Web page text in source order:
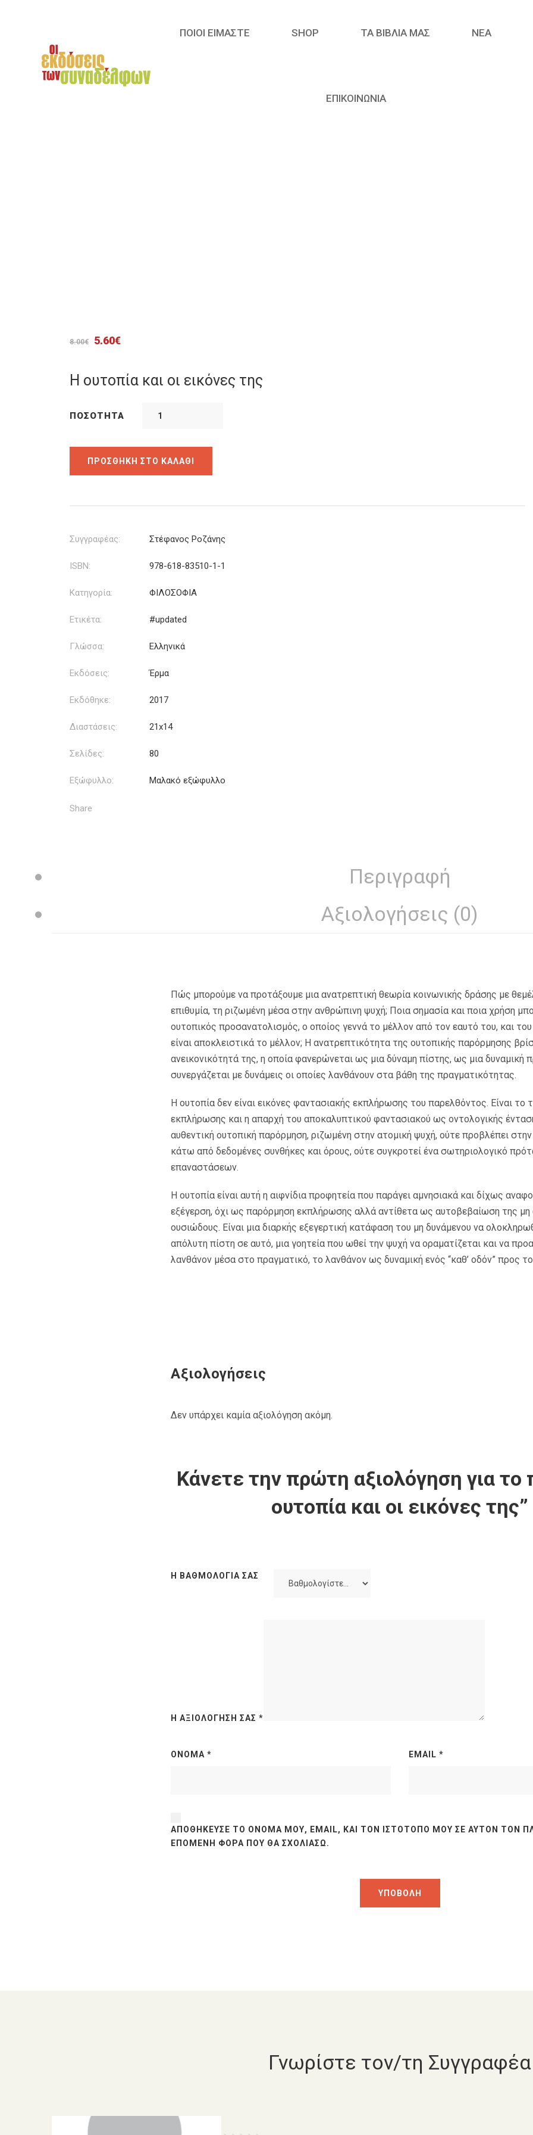
ΠΟΙΟΙ ΕΙΜΑΣΤΕ SHOP ΤΑ ΒΙΒΛΙΑ ΜΑΣ ΝΈΑ
ΕΠΙΚΟΙΝΩΝΙΑ
8.00€
Original
8.00€.
5.60€Η
τιμή
είναι:
Η ουτοπία και οι εικόνες της
ΠΟΣΌΤΗΤΑ
ΠΡΟΣΘΉΚΗ ΣΤΟ ΚΑΛΆΘΙ
Συγγραφέας: Στέφανος Ροζάνης
ISBN: 978-618-83510-1-1
Κατηγορία: ΦΙΛΟΣΟΦΙΑ
Ετικέτα: #updated
Γλώσσα: Ελληνικά
Εκδόσεις: Έρμα
Εκδόθηκε: 2017
Διαστάσεις: 21x14
Σελίδες: 80
Εξώφυλλο: Μαλακό εξώφυλλο
Share
Περιγραφή
Αξιολογήσεις (0)
Πώς μπορούμε να προτάξουμε μια ανατρεπτική θεωρία κοινωνικής δράσης με
επιθυμία, τη ριζωμένη μέσα στην ανθρώπινη ψυχή; Ποια σημασία και ποια χρήση
ουτοπικός προσανατολισμός, ο οποίος γεννά το μέλλον από τον εαυτό του, και
είναι αποκλειστικά το μέλλον; Η ανατρεπτικότητα της ουτοπικής παρόρμησης
ανεικονικότητά της, η οποία φανερώνεται ως μια δύναμη πίστης, ως μια δυναμική
συνεργάζεται με δυνάμεις οι οποίες λανθάνουν στα βάθη της πραγματικότητας.
Η ουτοπία δεν είναι εικόνες φαντασιακής εκπλήρωσης του παρελθόντος. Είναι το
εκπλήρωσης και η απαρχή του αποκαλυπτικού φαντασιακού ως οντολογικής
αυθεντική ουτοπική παρόρμηση, ριζωμένη στην ατομική ψυχή, ούτε προβλέπει
κάτω από δεδομένες συνθήκες και όρους, ούτε συγκροτεί ένα σωτηριολογικό
επαναστάσεων.
Η ουτοπία είναι αυτή η αιφνίδια προφητεία που παράγει αμνησιακά και δίχως
εξέγερση, όχι ως παρόρμηση εκπλήρωσης αλλά αντίθετα ως αυτοβεβαίωση της
ουσιώδους. Είναι μια διαρκής εξεγερτική κατάφαση του μη δυνάμενου να
απόλυτη πίστη σε αυτό, μια γοητεία που ωθεί την ψυχή να οραματίζεται και να
λανθάνον μέσα στο πραγματικό, το λανθάνον ως δυναμική ενός “καθ’ οδόν” προς
Αξιολογήσεις
Δεν υπάρχει καμία αξιολόγηση ακόμη.
Κάνετε την πρώτη αξιολόγηση για το
ουτοπία και οι εικόνες της”
Η ΒΑΘΜΟΛΟΓΊΑ ΣΑΣ
Η ΑΞΙΟΛΌΓΗΣΉ ΣΑΣ *
ΌΝΟΜΑ * EMAIL *
ΑΠΟΘΉΚΕΥΣΕ ΤΟ ΌΝΟΜΆ ΜΟΥ, EMAIL, ΚΑΙ ΤΟΝ ΙΣΤΌΤΟΠΟ ΜΟΥ ΣΕ ΑΥΤΌΝ ΤΟΝ
ΕΠΌΜΕΝΗ ΦΟΡΆ ΠΟΥ ΘΑ ΣΧΟΛΙΆΣΩ.
Γνωρίστε τον/τη Συγγραφέα